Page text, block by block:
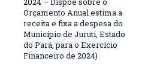
Orçamento Anual estima a
receita e fixa a despesa do
Município de Juruti, Estado
do Pará, para o Exercício
Financeiro de 2024)